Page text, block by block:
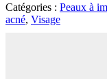
Catégories : Peaux à
acné, Visage